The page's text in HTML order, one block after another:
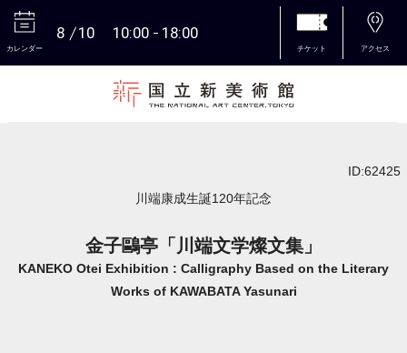
カレンダー
8 10 10:00 18:00
チケット アクセス
ID:62425
川端康成生誕120年記念
金子鷗亭「川端文学燦文集」
KANEKO Otei Exhibition : Calligraphy Based on the Literary
Works of KAWABATA Yasunari